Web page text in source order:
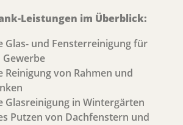
Leistungen im Überblick:
Glas- und Fensterreinigung für
Reinigung von Rahmen und
Glasreinigung in Wintergärten
Putzen von Dachfenstern und